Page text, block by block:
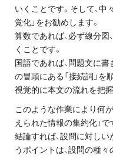
いくことです。そして、中
覚化」をお勧めします。
算数であれば、必ず線分
くことです。
国語であれば、問題文に
の冒頭にある「接続詞」を
視覚的に本文の流れを把
このような作業により何
えられた情報の集約化」で
結論すれば、設問に対し
うポイントは、設問の種